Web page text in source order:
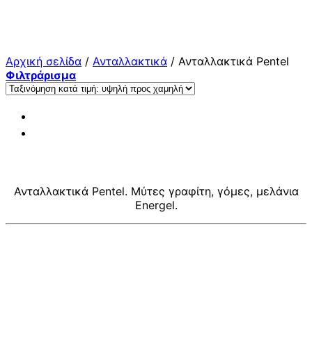
Αρχική σελίδα / Ανταλλακτικά / Ανταλλακτικά Pentel
Φιλτράρισμα
Ανταλλακτικά Pentel. Μύτες γραφίτη, γόμες, μελάνια
Energel.